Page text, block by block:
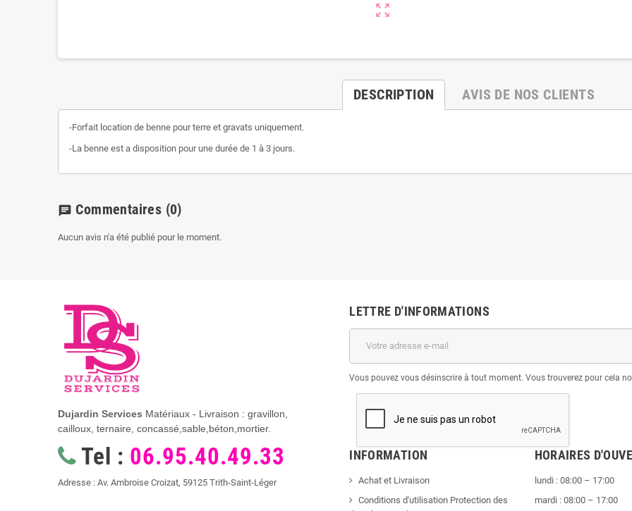
zoom_out_map
DESCRIPTION AVIS DE NOS CLIENTS
-Forfait location de benne pour terre et gravats uniquement.
-La benne est a disposition pour une durée de 1 à 3 jours.
chat Commentaires (0)
Aucun avis n'a été publié pour le moment.
Dujardin Services Matériaux - Livraison : gravillon,
cailloux, ternaire, concassé,sable,béton,mortier.
Tel : 06.95.40.49.33
Adresse : Av. Ambroise Croizat, 59125 Trith-Saint-Léger
LETTRE D'INFORMATIONS
Vous pouvez vous désinscrire à tout moment. Vous trouverez pour cela
INFORMATION
Achat et Livraison
Conditions d'utilisation Protection des
HORAIRES
lundi : 08:00 – 17:00
mardi : 08:00 – 17:00